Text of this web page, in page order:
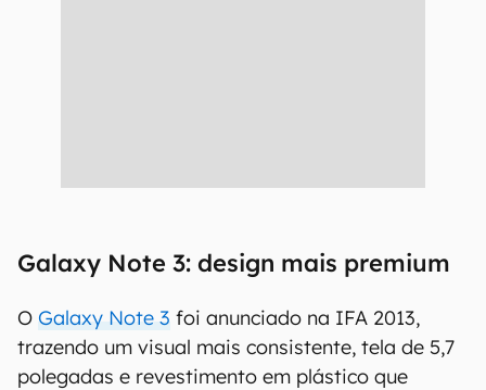
Galaxy Note 3: design mais premium
O Galaxy Note 3 foi anunciado na IFA 2013,
trazendo um visual mais consistente, tela de 5,7
polegadas e revestimento em plástico que